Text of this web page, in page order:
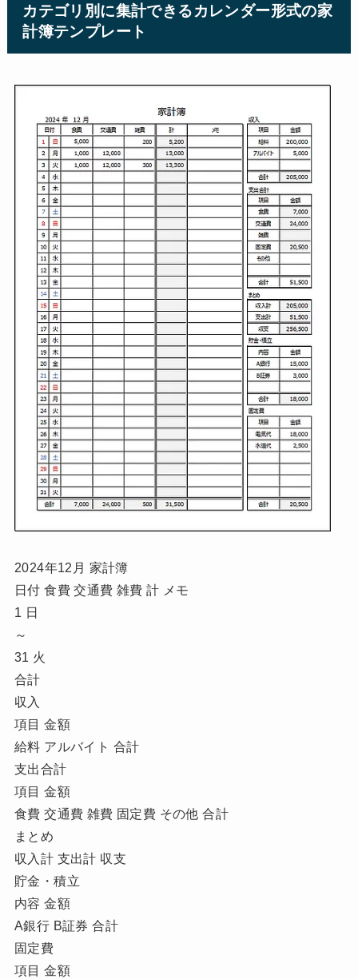
カテゴリ別に集計できるカレンダー形式の家
計簿テンプレート
2024年12月 家計簿
日付 食費 交通費 雑費 計 メモ
1 日
～
31 火
合計
収入
項目 金額
給料 アルバイト 合計
支出合計
項目 金額
食費 交通費 雑費 固定費 その他 合計
まとめ
収入計 支出計 収支
貯金・積立
内容 金額
A銀行 B証券 合計
固定費
項目 金額